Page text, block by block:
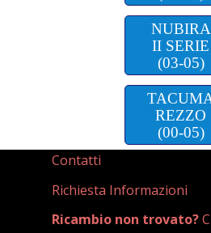
NUBIRA
II SERIE
(03-05)
REZZO
(00-05)
Contatti
Richiesta Informazioni
Ricambio non trovato?